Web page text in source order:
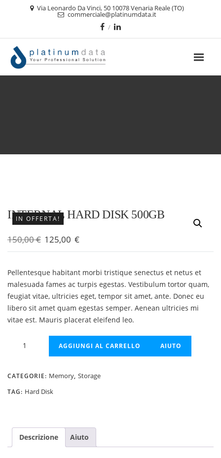
Via Leonardo Da Vinci, 50 10078 Venaria Reale (TO)
commerciale@platinumdata.it
IN OFFERTA!
INTERNAL HARD DISK 500GB
150,00€ Il
prezzo
originale
era:
150,00 €.
125,00 €
prezzo
attuale
è:
125,00 €.
Pellentesque habitant morbi tristique senectus et netus et
malesuada fames ac turpis egestas. Vestibulum tortor quam,
feugiat vitae, ultricies eget, tempor sit amet, ante. Donec eu
libero sit amet quam egestas semper. Aenean ultricies mi
vitae est. Mauris placerat eleifend leo.
Internal
500GB
quantità
AGGIUNGI AL CARRELLO AIUTO
CATEGORIE: Memory, Storage
TAG: Hard Disk
Descrizione Aiuto